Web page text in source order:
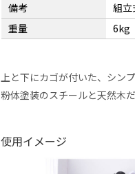
備考
組立
重量
6kg
上と下にカゴが付いた、シン
粉体塗装のスチールと天然木
使用イメージ